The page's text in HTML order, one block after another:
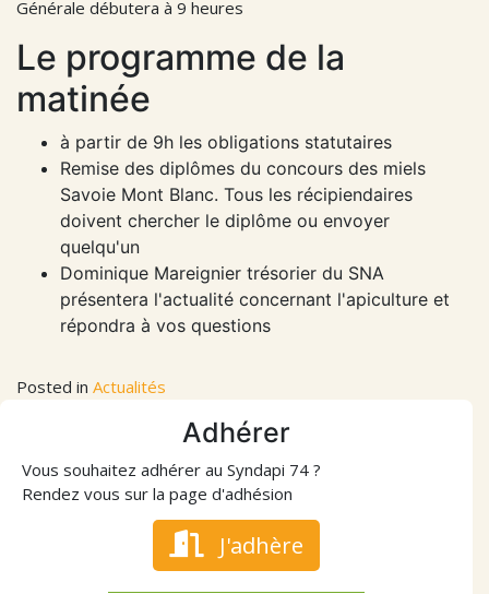
Générale débutera à 9 heures
Le programme de la
matinée
à partir de 9h les obligations statutaires
Remise des diplômes du concours des miels
Savoie Mont Blanc. Tous les récipiendaires
doivent chercher le diplôme ou envoyer
quelqu'un
Dominique Mareignier trésorier du SNA
présentera l'actualité concernant l'apiculture et
répondra à vos questions
Posted in Actualités
Adhérer
Vous souhaitez adhérer au Syndapi 74 ?
Rendez vous sur la page d'adhésion
J'adhère